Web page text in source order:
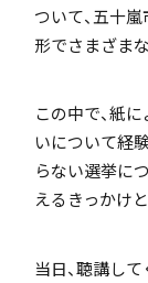
ついて、五十
形でさまざま
この中で、紙
いについて経
らない選挙に
えるきっかけ
当日、聴講し
アカデ